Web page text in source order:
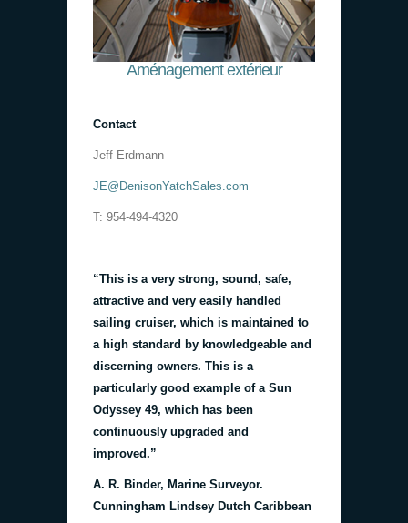
Aménagement extérieur
Contact
Jeff Erdmann
JE@DenisonYatchSales.com
T: 954-494-4320
“This is a very strong, sound, safe,
attractive and very easily handled
sailing cruiser, which is maintained to
a high standard by knowledgeable and
discerning owners. This is a
particularly good example of a Sun
Odyssey 49, which has been
continuously upgraded and
improved.”
A. R. Binder, Marine Surveyor.
Cunningham Lindsey Dutch Caribbean